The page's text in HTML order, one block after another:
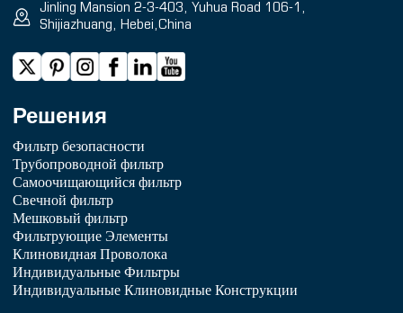
Jinling Mansion 2-3-403, Yuhua Road 106-1,
Shijiazhuang, Hebei,China
Решения
Фильтр безопасности
Трубопроводной фильтр
Самоочищающийся фильтр
Свечной фильтр
Мешковый фильтр
Фильтрующие Элементы
Клиновидная Проволока
Индивидуальные Фильтры
Индивидуальные Клиновидные Конструкции